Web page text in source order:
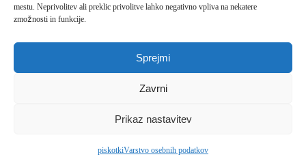
mestu. Neprivolitev ali preklic privolitve lahko negativno vpliva na nekatere
zmožnosti in funkcije.
Sprejmi
Zavrni
Prikaz nastavitev
piskotkiVarstvo osebnih podatkov
🎄umetne-jelke.si
🇩🇪bonsai-kunstblumen.de